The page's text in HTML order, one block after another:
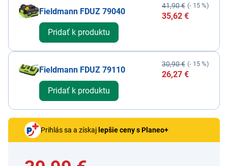
Fieldmann FDUZ 79040
41,90 € (- 15 %)
35,62 €
Pridať k produktu
Fieldmann FDUZ 79110
30,90 € (- 15 %)
26,27 €
Pridať k produktu
Prihlás sa a získaj lepšie ceny s Planeo+